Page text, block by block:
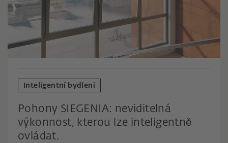
Inteligentní bydlení
Pohony SIEGENIA: neviditelná
výkonnost, kterou lze inteligentně
ovládat.